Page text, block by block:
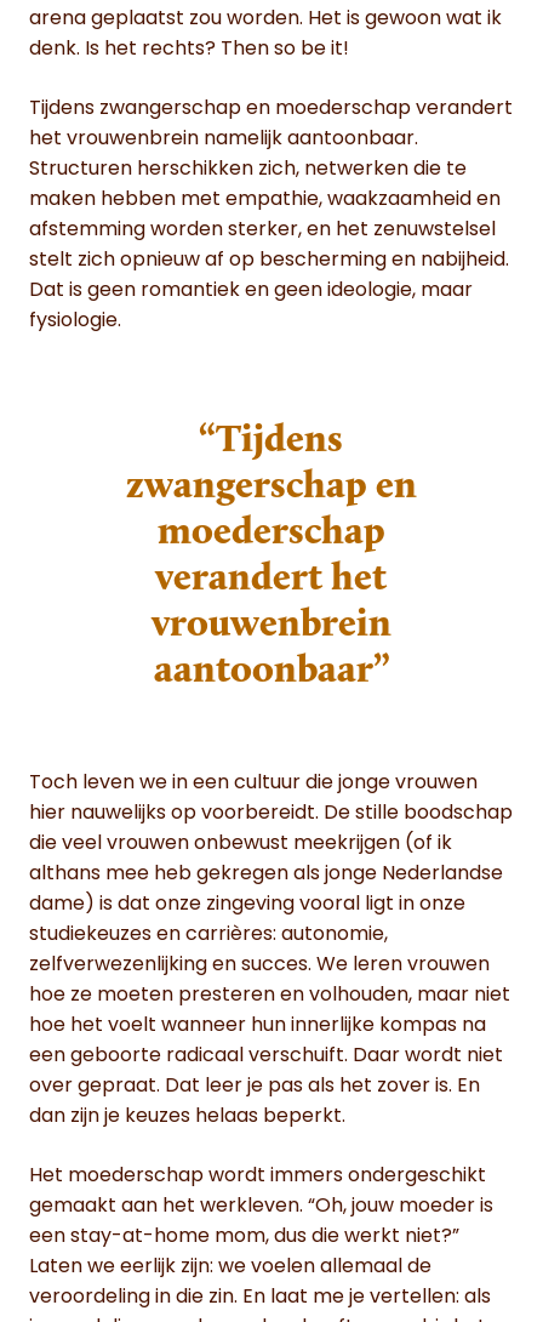
arena geplaatst zou worden. Het is gewoon wat ik
denk. Is het rechts? Then so be it!
Tijdens zwangerschap en moederschap verandert
het vrouwenbrein namelijk aantoonbaar.
Structuren herschikken zich, netwerken die te
maken hebben met empathie, waakzaamheid en
afstemming worden sterker, en het zenuwstelsel
stelt zich opnieuw af op bescherming en nabijheid.
Dat is geen romantiek en geen ideologie, maar
fysiologie.
“Tijdens
zwangerschap en
moederschap
verandert het
vrouwenbrein
aantoonbaar”
Toch leven we in een cultuur die jonge vrouwen
hier nauwelijks op voorbereidt. De stille boodschap
die veel vrouwen onbewust meekrijgen (of ik
althans mee heb gekregen als jonge Nederlandse
dame) is dat onze zingeving vooral ligt in onze
studiekeuzes en carrières: autonomie,
zelfverwezenlijking en succes. We leren vrouwen
hoe ze moeten presteren en volhouden, maar niet
hoe het voelt wanneer hun innerlijke kompas na
een geboorte radicaal verschuift. Daar wordt niet
over gepraat. Dat leer je pas als het zover is. En
dan zijn je keuzes helaas beperkt.
Het moederschap wordt immers ondergeschikt
gemaakt aan het werkleven. “Oh, jouw moeder is
een stay-at-home mom, dus die werkt niet?”
Laten we eerlijk zijn: we voelen allemaal de
veroordeling in die zin. En laat me je vertellen: als